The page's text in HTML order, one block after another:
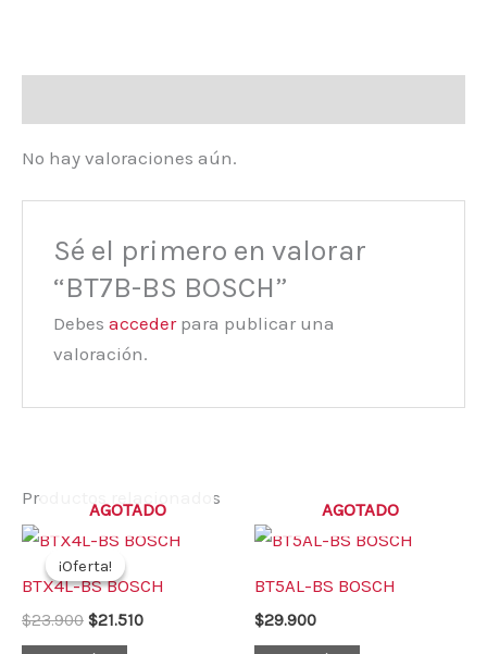
No hay valoraciones aún.
Sé el primero en valorar
“BT7B-BS BOSCH”
Debesaccederpara publicar una
valoración.
Productos relacionados
¡Oferta!
AGOTADO
¡Oferta!
BTX4L-BS BOSCH
$23.900
El
original
era:
$23.900.
$21.510
El
es:
$21.510.
AGOTADO
BT5AL-BS BOSCH
$29.900